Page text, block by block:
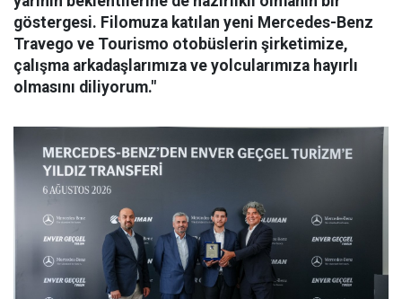
göstergesi. Filomuza katılan yeni Mercedes-Benz
Travego ve Tourismo otobüslerin şirketimize,
çalışma arkadaşlarımıza ve yolcularımıza hayırlı
olmasını diliyorum."